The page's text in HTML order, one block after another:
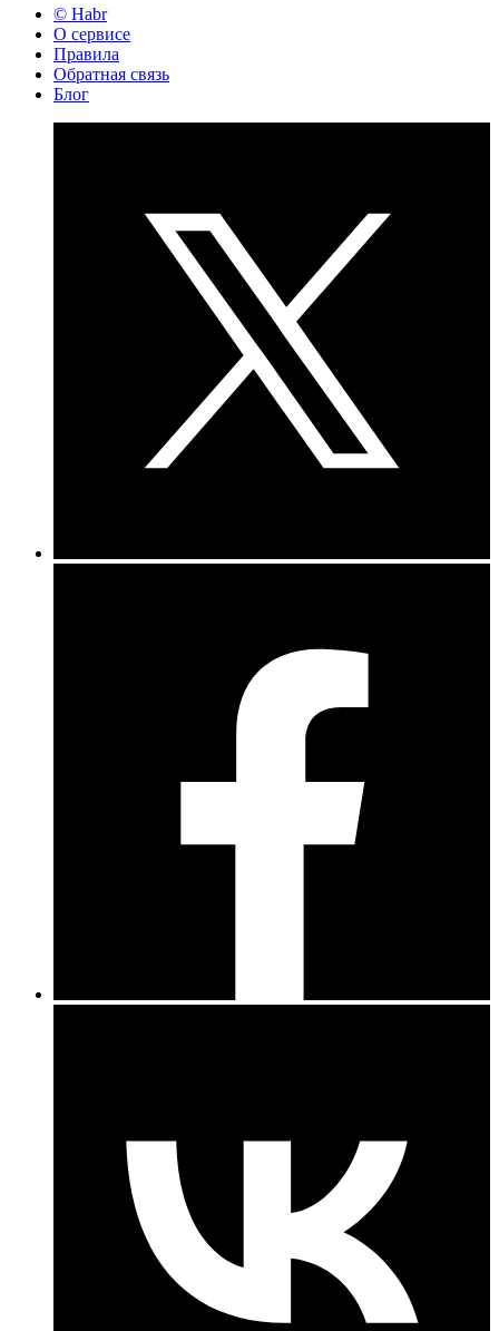
© Habr
О сервисе
Правила
Обратная связь
Блог